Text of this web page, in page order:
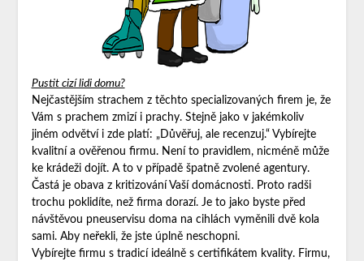
Pustit cizí lidi domu?
Nejčastějším strachem z těchto specializovaných firem je, že
Vám s prachem zmizí i prachy. Stejně jako v jakémkoliv
jiném odvětví i zde platí: „Důvěřuj, ale recenzuj.“ Vybírejte
kvalitní a ověřenou firmu. Není to pravidlem, nicméně může
ke krádeži dojít. A to v případě špatně zvolené agentury.
Častá je obava z kritizování Vaší domácnosti. Proto radši
trochu poklidíte, než firma dorazí. Je to jako byste před
návštěvou pneuservisu doma na cihlách vyměnili dvě kola
sami. Aby neřekli, že jste úplně neschopni.
Vybírejte firmu s tradicí ideálně s certifikátem kvality. Firmu,